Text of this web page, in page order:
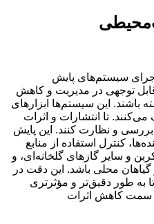
سیستم‌های پایش
توجهی در مدیریت و کاهش
باشند. این سیستم‌ها ابزارهای
تا انتشارات و اثرات
و نظارت کنند. این پایش
کنترل استفاده از منابع
و سایر گازهای گلخانه‌ای، و
محلی باشد. این دقت در
به طور دقیق‌تر و مؤثرتری
سمت کاهش اثرات